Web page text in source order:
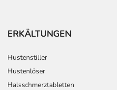
ERKÄLTUNGEN
Hustenstiller
Hustenlöser
Halsschmerztabletten